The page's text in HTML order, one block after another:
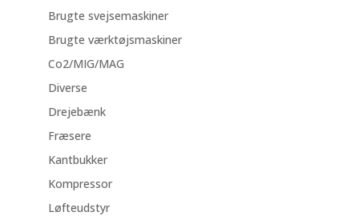
Brugte svejsemaskiner
Brugte værktøjsmaskiner
Co2/MIG/MAG
Diverse
Drejebænk
Fræsere
Kantbukker
Kompressor
Løfteudstyr